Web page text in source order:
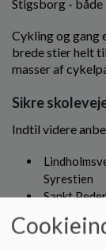
Stigsborg -
Cykling og gang
brede stier helt
masser af
Sikre
Indtil videre
Syrestien
Sankt